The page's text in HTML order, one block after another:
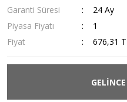
Garanti Süresi
24 Ay
Piyasa Fiyatı
1
Fiyat
676,31